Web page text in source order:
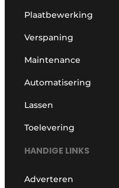
Plaatbewerking
Verspaning
Maintenance
Automatisering
Lassen
Toelevering
HANDIGE LINKS
Adverteren